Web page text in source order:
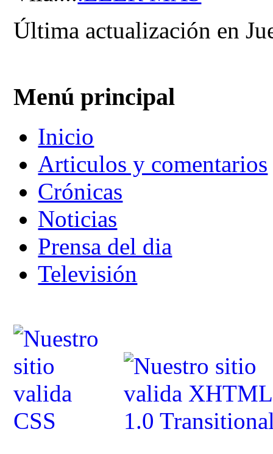
Última actualización en
Menú principal
Inicio
Articulos y comentarios
Crónicas
Noticias
Prensa del dia
Televisión